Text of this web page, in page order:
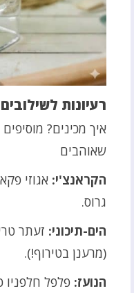
רעיונות
איך מכינים?
שאוהבים
הקראנצ'י: אגוזי
גרוס.
הים-תיכוני: זעתר
(מרענן בטירוף!).
הנועז: פלפל חלפניו